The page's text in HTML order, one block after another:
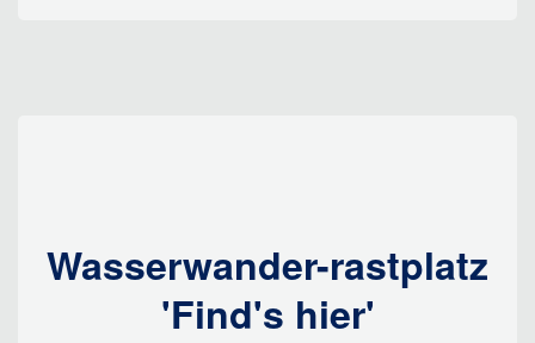
Wasserwander-rastplatz
'Find's hier'